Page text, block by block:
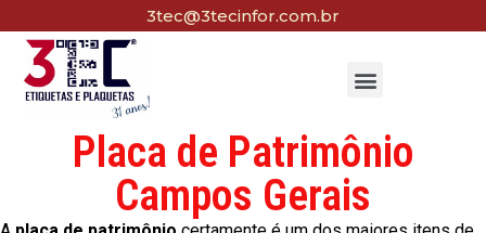
3tec@3tecinfor.com.br
Placa de Patrimônio
Campos Gerais